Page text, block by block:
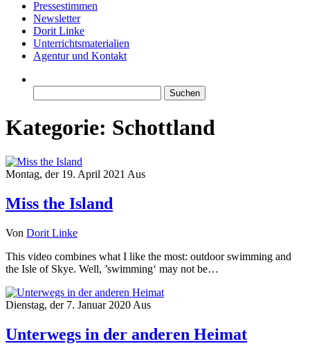
Pressestimmen
Newsletter
Dorit Linke
Unterrichtsmaterialien
Agentur und Kontakt
nach:
Kategorie: Schottland
Montag, der 19. April 2021 Aus
Miss the Island
Von Dorit Linke
This video combines what I like the most: outdoor swimming and
the Isle of Skye. Well, ’swimming‘ may not be…
Dienstag, der 7. Januar 2020 Aus
Unterwegs in der anderen Heimat